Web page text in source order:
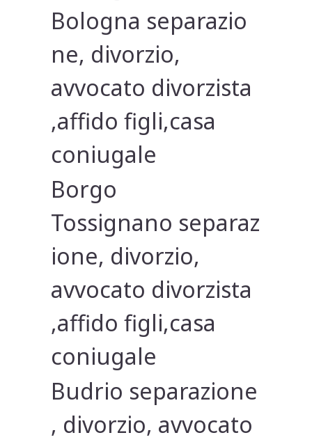
Bologna separazio
ne, divorzio,
avvocato divorzista
,affido figli,casa
coniugale
Borgo
Tossignano separaz
ione, divorzio,
avvocato divorzista
,affido figli,casa
coniugale
Budrio separazione
, divorzio, avvocato